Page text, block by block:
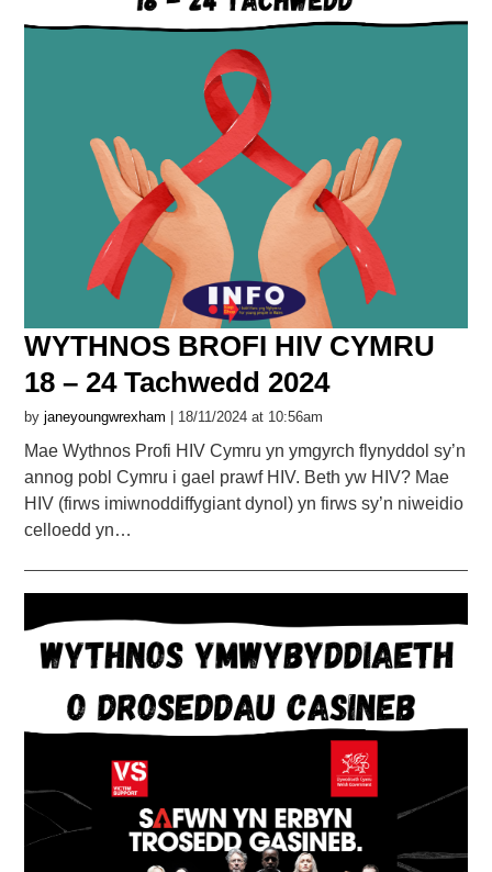
WYTHNOS BROFI HIV CYMRU
18 – 24 Tachwedd 2024
byjaneyoungwrexham | 18/11/2024 at 10:56am
Mae Wythnos Profi HIV Cymru yn ymgyrch flynyddol sy’n
annog pobl Cymru i gael prawf HIV. Beth yw HIV? Mae
HIV (firws imiwnoddiffygiant dynol) yn firws sy’n niweidio
celloedd yn…